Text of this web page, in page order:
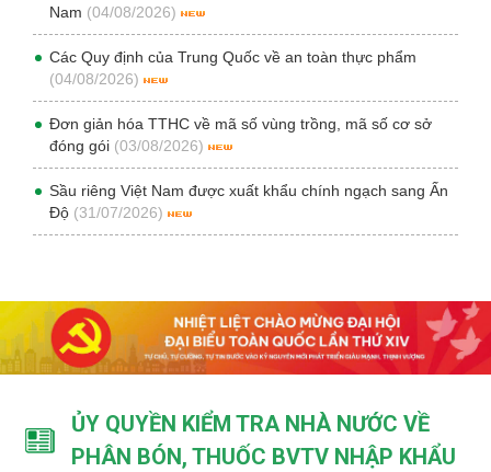
Nam (04/08/2026)
Các Quy định của Trung Quốc về an toàn thực phẩm
(04/08/2026)
Đơn giản hóa TTHC về mã số vùng trồng, mã số cơ sở
đóng gói (03/08/2026)
Sầu riêng Việt Nam được xuất khẩu chính ngạch sang Ấn
Độ (31/07/2026)
ỦY QUYỀN KIỂM TRA NHÀ NƯỚC VỀ
PHÂN BÓN, THUỐC BVTV NHẬP KHẨU